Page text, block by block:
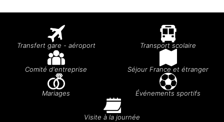
Transfert gare - aéroport Transport scolaire
Comité d'entreprise Séjour France et étranger
Mariages Événements sportifs
Visite à la journée